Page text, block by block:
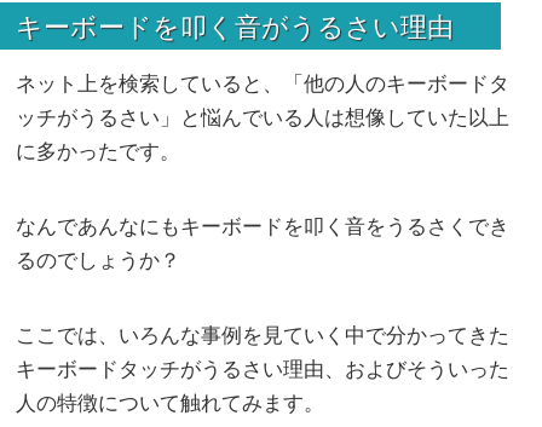
キーボードを叩く音がうるさい理由
ネット上を検索していると、「他の人のキーボードタ
ッチがうるさい」と悩んでいる人は想像していた以上
に多かったです。
なんであんなにもキーボードを叩く音をうるさくでき
るのでしょうか？
ここでは、いろんな事例を見ていく中で分かってきた
キーボードタッチがうるさい理由、およびそういった
人の特徴について触れてみます。